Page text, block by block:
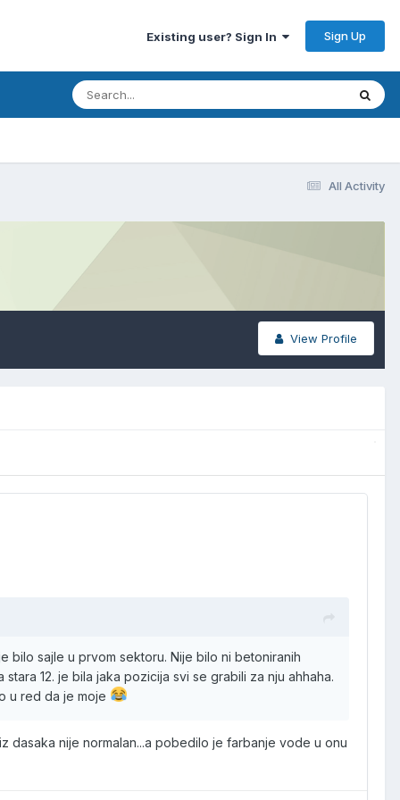
Existing user? Sign In Sign Up
All Activity
View Profile
bilo sajle u prvom sektoru. Nije bilo ni betoniranih
12. je bila jaka pozicija svi se grabili za nju ahhaha.
u red da je moje
nije normalan...a pobedilo je farbanje vode u onu